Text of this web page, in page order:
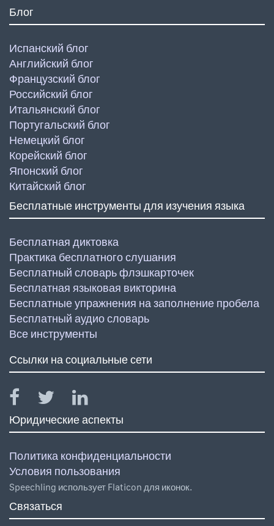
Блог
Испанский блог
Английский блог
Французский блог
Российский блог
Итальянский блог
Португальский блог
Немецкий блог
Корейский блог
Японский блог
Китайский блог
Бесплатные инструменты для изучения языка
Бесплатная диктовка
Практика бесплатного слушания
Бесплатный словарь флэшкарточек
Бесплатная языковая викторина
Бесплатные упражнения на заполнение пробела
Бесплатный аудио словарь
Все инструменты
Ссылки на социальные сети
Юридические аспекты
Политика конфиденциальности
Условия пользования
Speechling использует Flaticon для иконок.
Связаться